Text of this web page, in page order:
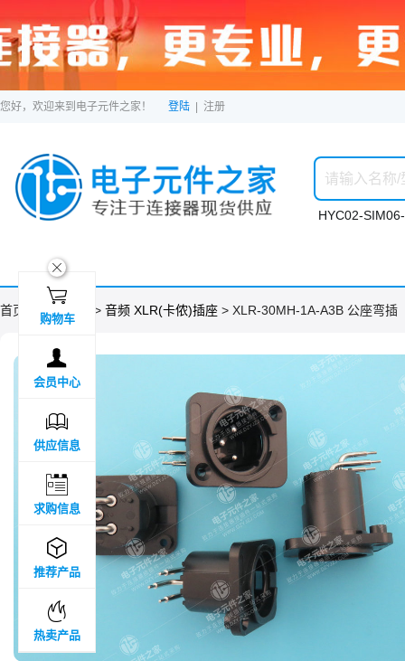
您好，欢迎来到电子元件之家！ 登陆 注册
HYC02-
首页 > 分类目录 > 音频 XLR(卡侬)插座 > XLR-30MH-1A-A3B 公座弯插
ဆ

购物车

会员中心

供应信息

求购信息

推荐产品

热卖产品